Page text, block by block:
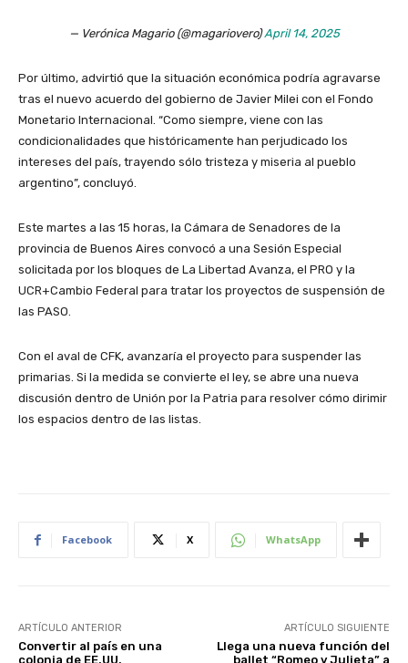
— Verónica Magario (@magariovero)April 14, 2025
Por último, advirtió que la situación económica podría agravarse
tras el nuevo acuerdo del gobierno de Javier Milei con el Fondo
Monetario Internacional. “Como siempre, viene con las
condicionalidades que históricamente han perjudicado los
intereses del país, trayendo sólo tristeza y miseria al pueblo
argentino”, concluyó.
Este martes a las 15 horas, la Cámara de Senadores de la
provincia de Buenos Aires convocó a una Sesión Especial
solicitada por los bloques de La Libertad Avanza, el PRO y la
UCR+Cambio Federal para tratar los proyectos de suspensión de
las PASO.
Con el aval de CFK, avanzaría el proyecto para suspender las
primarias. Si la medida se convierte el ley, se abre una nueva
discusión dentro de Unión por la Patria para resolver cómo dirimir
los espacios dentro de las listas.
Facebook X WhatsApp
ARTÍCULO ANTERIOR
Convertir al país en una
colonia de EE.UU.
ARTÍCULO SIGUIENTE
Llega una nueva función del
ballet “Romeo y Julieta” a